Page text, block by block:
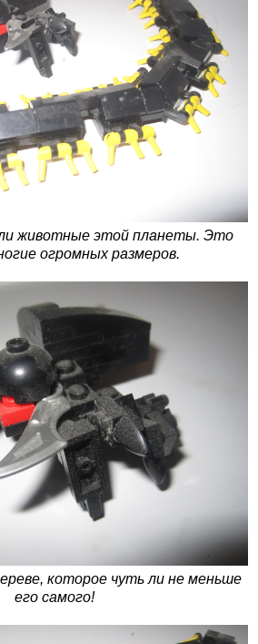
животные этой планеты. Это
огромных размеров.
которое чуть ли не меньше
его самого!